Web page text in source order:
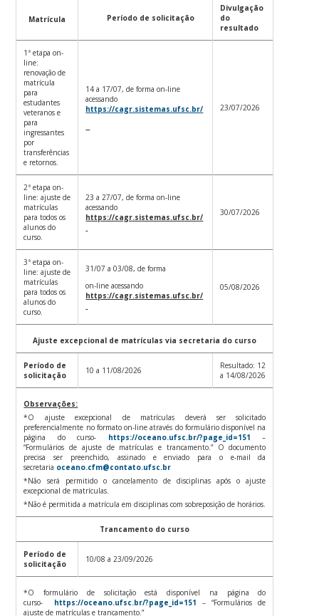
Matrícula Período de solicitação
Divulgação
do
resultado
1ª etapa on-
line:
renovação de
matrícula
para
estudantes
veteranos e
para
ingressantes
por
transferências
e retornos.
14 a 17/07, de forma on-line
acessando
https://cagr.sistemas.ufsc.br/
23/07/2026
2ª etapa on-
line: ajuste de
matrículas
para todos os
alunos do
curso.
23 a 27/07, de forma on-line
acessando
https://cagr.sistemas.ufsc.br/
30/07/2026
3ª etapa on-
line: ajuste de
matrículas
para todos os
alunos do
curso.
31/07 a 03/08, de forma
on-line acessando
https://cagr.sistemas.ufsc.br/
05/08/2026
Ajuste excepcional de matrículas via secretaria do curso
Período de
solicitação
10 a 11/08/2026
Resultado: 12
a 14/08/2026
Observações:
*O ajuste excepcional de matrículas deverá ser solicitado
preferencialmente no formato on-line através do formulário disponível na
página do curso- https://oceano.ufsc.br/?page_id=151 –
“Formulários de ajuste de matrículas e trancamento.” O documento
precisa ser preenchido, assinado e enviado para o e-mail da
secretaria oceano.cfm@contato.ufsc.br
*Não será permitido o cancelamento de disciplinas após o ajuste
excepcional de matrículas.
*Não é permitida a matrícula em disciplinas com sobreposição de horários.
Trancamento do curso
Período de
solicitação
10/08 a 23/09/2026
*O formulário de solicitação está disponível na página do
curso- https://oceano.ufsc.br/?page_id=151 – “Formulários de
ajuste de matrículas e trancamento.”